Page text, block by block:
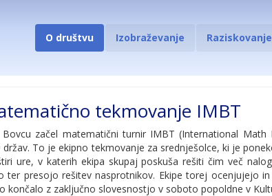
O društvu Izobraževanje Raziskovanje
tekmovanje IMBT
začel matematični turnir IMBT (International
To je ekipno tekmovanje za srednješolce, ki je
ure, v katerih ekipa skupaj poskuša rešiti čim več
ter presojo rešitev nasprotnikov. Ekipe torej ocenjujejo
končalo z zaključno slovesnostjo v soboto popoldne v